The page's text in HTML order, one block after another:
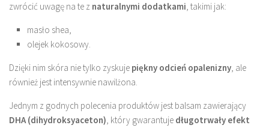
zwrócić uwagę na te z naturalnymi dodatkami, takimi jak:
masło shea,
olejek kokosowy.
Dzięki nim skóra nie tylko zyskuje piękny odcień opalenizny, ale
również jest intensywnie nawilżona.
Jednym z godnych polecenia produktów jest balsam zawierający
DHA (dihydroksyaceton), który gwarantuje długotrwały efekt